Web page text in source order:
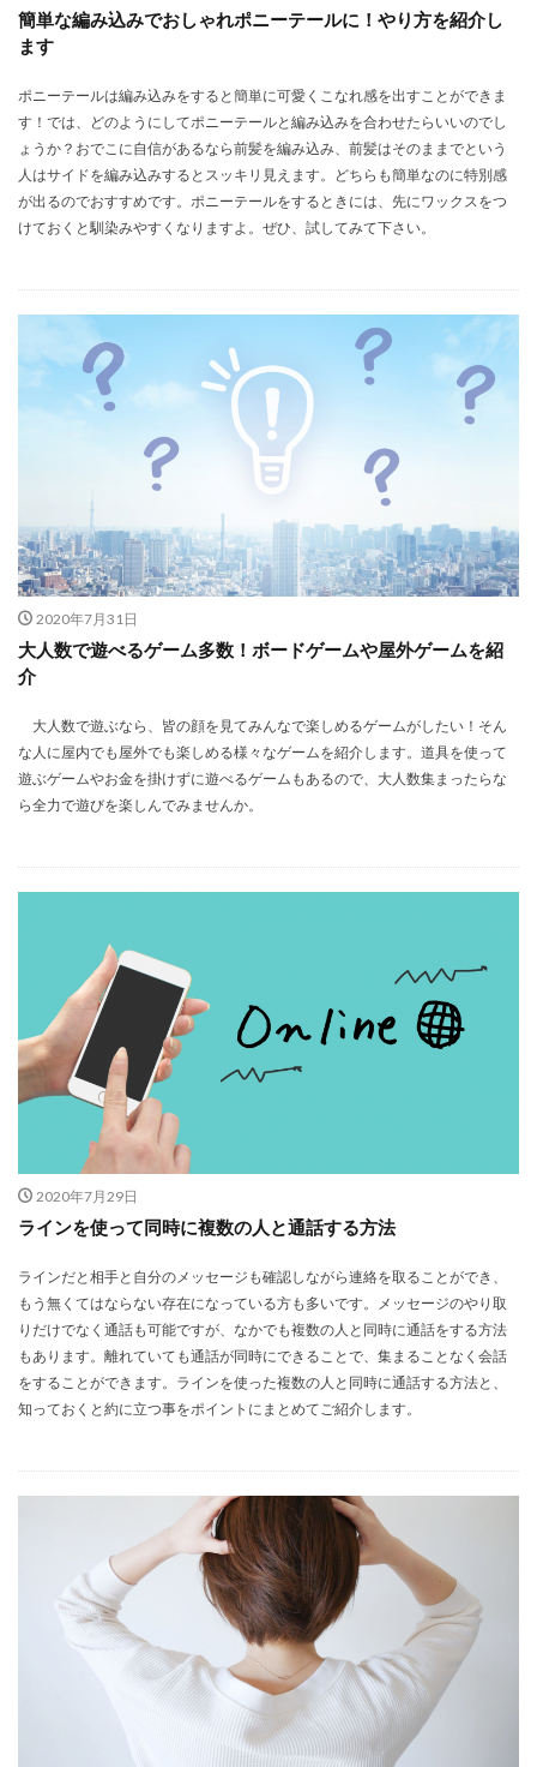
簡単な編み込みでおしゃれポニーテールに！やり方を紹介し
ます
ポニーテールは編み込みをすると簡単に可愛くこなれ感を出すことができま
す！では、どのようにしてポニーテールと編み込みを合わせたらいいのでし
ょうか？おでこに自信があるなら前髪を編み込み、前髪はそのままでという
人はサイドを編み込みするとスッキリ見えます。どちらも簡単なのに特別感
が出るのでおすすめです。ポニーテールをするときには、先にワックスをつ
けておくと馴染みやすくなりますよ。ぜひ、試してみて下さい。
2020年7月31日
大人数で遊べるゲーム多数！ボードゲームや屋外ゲームを紹
介
大人数で遊ぶなら、皆の顔を見てみんなで楽しめるゲームがしたい！そん
な人に屋内でも屋外でも楽しめる様々なゲームを紹介します。道具を使って
遊ぶゲームやお金を掛けずに遊べるゲームもあるので、大人数集まったらな
ら全力で遊びを楽しんでみませんか。
2020年7月29日
ラインを使って同時に複数の人と通話する方法
ラインだと相手と自分のメッセージも確認しながら連絡を取ることができ、
もう無くてはならない存在になっている方も多いです。メッセージのやり取
りだけでなく通話も可能ですが、なかでも複数の人と同時に通話をする方法
もあります。離れていても通話が同時にできることで、集まることなく会話
をすることができます。ラインを使った複数の人と同時に通話する方法と、
知っておくと約に立つ事をポイントにまとめてご紹介します。